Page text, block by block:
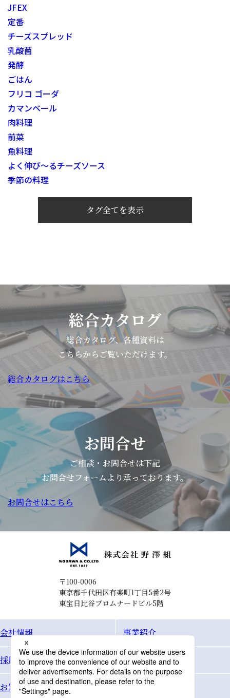
JFEX
定番
チーズスプレッド
乳酸菌
発酵
ごはん
フリコ ゴーダ
カマンベール
肉料理
前菜
魚料理
よく伸び～るチーズソース
季節の料理
タグ全てを表示
総合カタログ
総合カタログ、各種資料は
こちらからご覧いただけます。
総合カタログはこちら
お問合せ
ご相談・お問合せは下記
お問合せフォームより承っております。
お問合せはこちら
〒100-0006
東京都千代田区有楽町1丁目5番2号
東宝日比谷プロムナードビル5階
会社情報 事業紹介
採用情報 Topics
お知らせ お問合せ